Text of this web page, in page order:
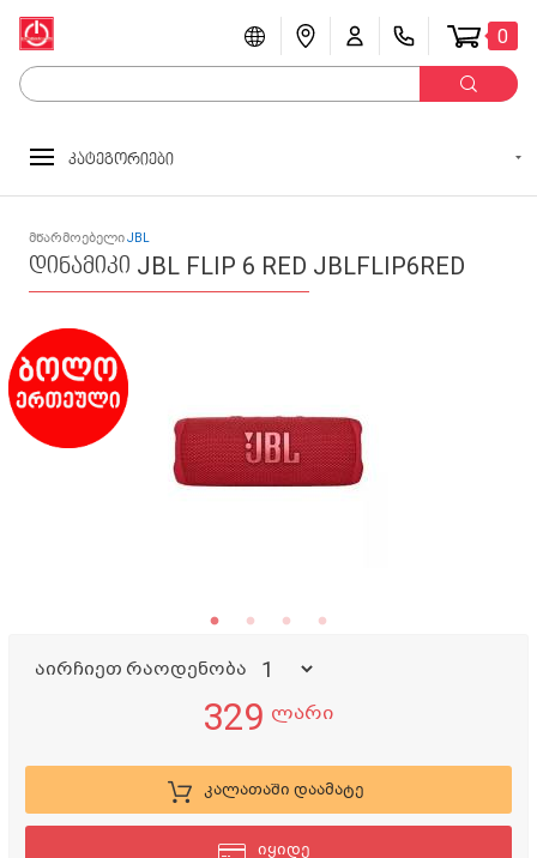
0
კატეგორიები
მწარმოებელიJBL
დინამიკი JBL FLIP 6 RED JBLFLIP6RED
აირჩიეთ რაოდენობა
329 ლარი
კალათაში დაამატე
იყიდე